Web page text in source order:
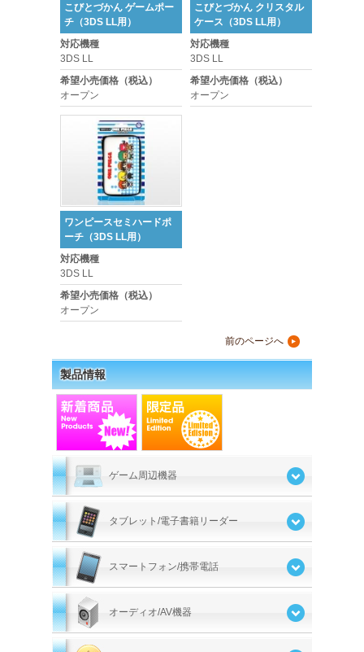
こびとづかん ゲームポー
チ（3DS LL用）
対応機種
3DS LL
希望小売価格（税込）
オープン
こびとづかん クリスタル
ケース（3DS LL用）
対応機種
3DS LL
希望小売価格（税込）
オープン
ワンピースセミハードポ
ーチ（3DS LL用）
対応機種
3DS LL
希望小売価格（税込）
オープン
▲
前のページへ
製品情報
ゲーム周辺機器
タブレット/電子書籍リーダー
スマートフォン/携帯電話
オーディオ/AV機器